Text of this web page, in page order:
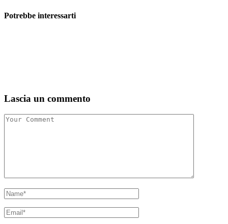
Potrebbe interessarti
Lascia un commento